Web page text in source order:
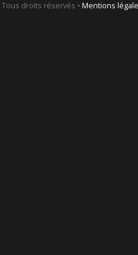
droits réservés • Mentions